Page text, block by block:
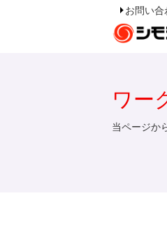
お問い合
ワー
当ページか